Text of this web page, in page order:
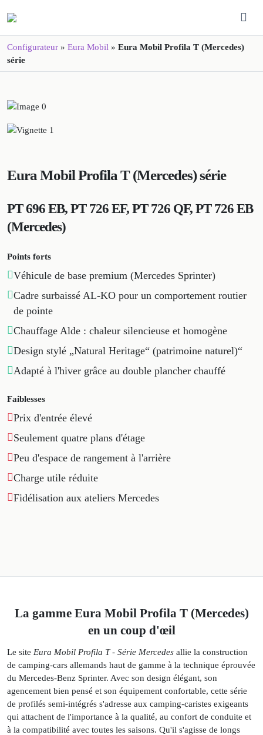
Configurateur » Eura Mobil » Eura Mobil Profila T (Mercedes)
série
Eura Mobil Profila T (Mercedes) série
PT 696 EB, PT 726 EF, PT 726 QF, PT 726 EB
(Mercedes)
Points forts
Véhicule de base premium (Mercedes Sprinter)
Cadre surbaissé AL-KO pour un comportement routier
de pointe
Chauffage Alde : chaleur silencieuse et homogène
Design stylé „Natural Heritage“ (patrimoine naturel)“
Adapté à l'hiver grâce au double plancher chauffé
Faiblesses
Prix d'entrée élevé
Seulement quatre plans d'étage
Peu d'espace de rangement à l'arrière
Charge utile réduite
Fidélisation aux ateliers Mercedes
La gamme Eura Mobil Profila T (Mercedes)
en un coup d'œil
Le site Eura Mobil Profila T - Série Mercedes allie la construction
de camping-cars allemands haut de gamme à la technique éprouvée
du Mercedes-Benz Sprinter. Avec son design élégant, son
agencement bien pensé et son équipement confortable, cette série
de profilés semi-intégrés s'adresse aux camping-caristes exigeants
qui attachent de l'importance à la qualité, au confort de conduite et
à la compatibilité avec toutes les saisons. Qu'il s'agisse de longs